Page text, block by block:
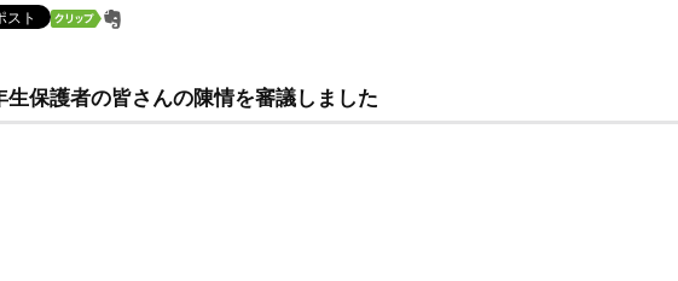
生保護者の皆さんの陳情を審議しました